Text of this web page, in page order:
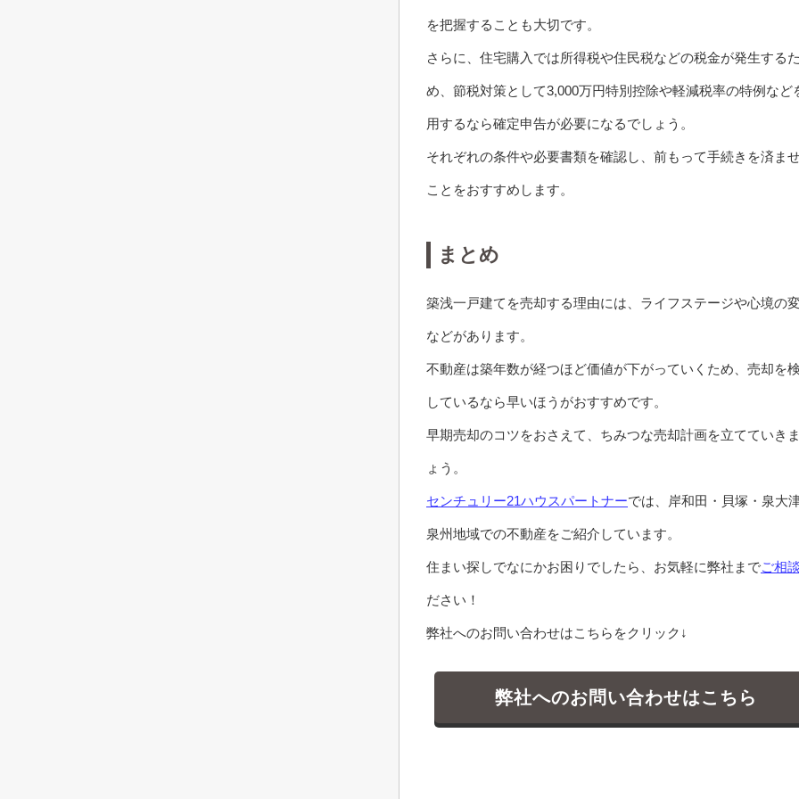
を把握することも大切です。
さらに、住宅購入では所得税や住民税などの税金が発生するた
め、節税対策として3,000万円特別控除や軽減税率の特例など
用するなら確定申告が必要になるでしょう。
それぞれの条件や必要書類を確認し、前もって手続きを済ま
ことをおすすめします。
まとめ
築浅一戸建てを売却する理由には、ライフステージや心境の
などがあります。
不動産は築年数が経つほど価値が下がっていくため、売却を
しているなら早いほうがおすすめです。
早期売却のコツをおさえて、ちみつな売却計画を立てていき
ょう。
センチュリー21ハウスパートナーでは、岸和田・貝塚・泉大津
泉州地域での不動産をご紹介しています。
住まい探しでなにかお困りでしたら、お気軽に弊社までご相談
ださい！
弊社へのお問い合わせはこちらをクリック↓
弊社へのお問い合わせはこちら